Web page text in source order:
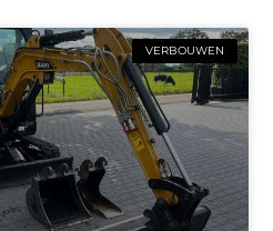
VERBOUWEN